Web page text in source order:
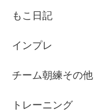
もこ日記
インプレ
チーム朝練その他
トレーニング